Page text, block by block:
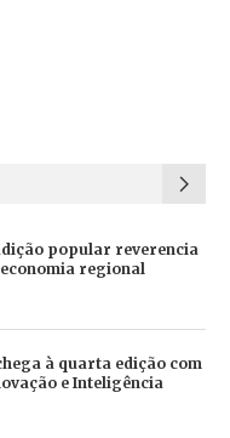
popular reverencia
regional
à quarta edição com
e Inteligência